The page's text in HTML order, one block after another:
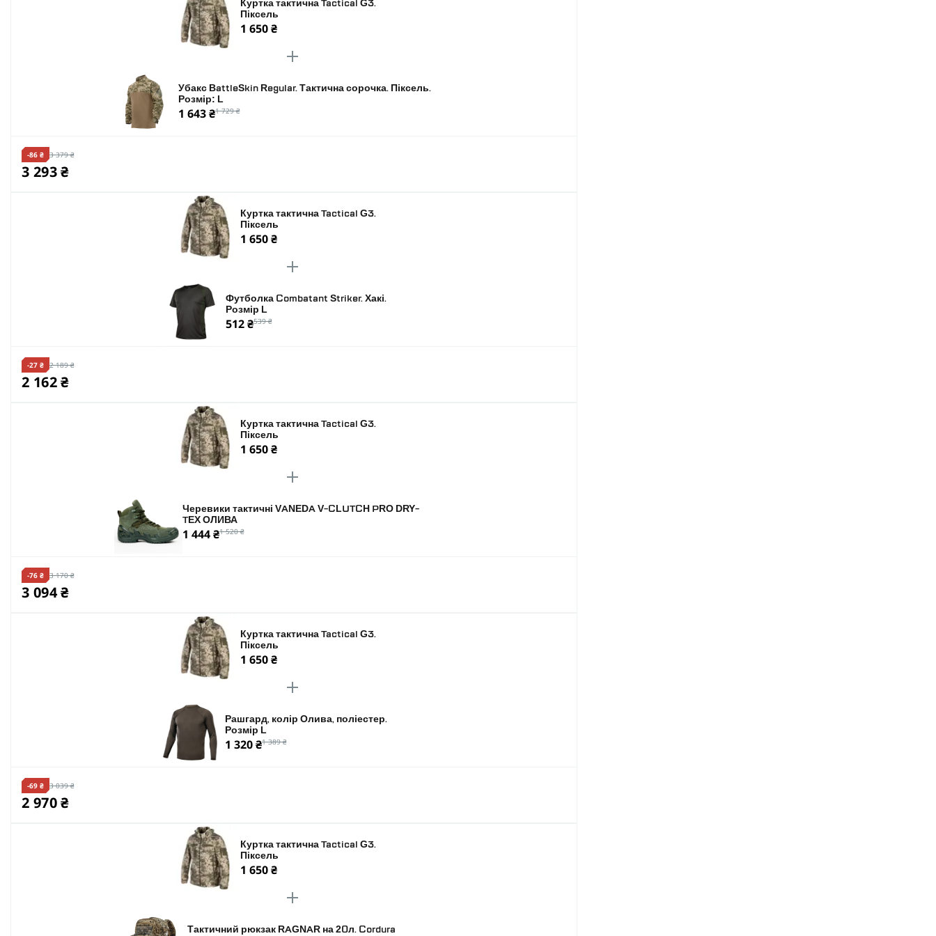
Куртка тактична Tactical G3.
Піксель
1 650 ₴
Убакс BattleSkin Regular. Тактична сорочка. Піксель.
Розмір: L
1 643 ₴1 729 ₴
-86 ₴ 3 379 ₴
3 293 ₴
Куртка тактична Tactical G3.
Піксель
1 650 ₴
Футболка Combatant Striker. Хакі.
Розмір L
512 ₴539 ₴
-27 ₴ 2 189 ₴
2 162 ₴
Куртка тактична Tactical G3.
Піксель
1 650 ₴
Черевики тактичні VANEDA V-CLUTCH PRO DRY-
TEX ОЛИВА
1 444 ₴1 520 ₴
-76 ₴ 3 170 ₴
3 094 ₴
Куртка тактична Tactical G3.
Піксель
1 650 ₴
Рашгард, колір Олива, поліестер.
Розмір L
1 320 ₴1 389 ₴
-69 ₴ 3 039 ₴
2 970 ₴
Куртка тактична Tactical G3.
Піксель
1 650 ₴
Тактичний рюкзак RAGNAR на 20л. Cordura